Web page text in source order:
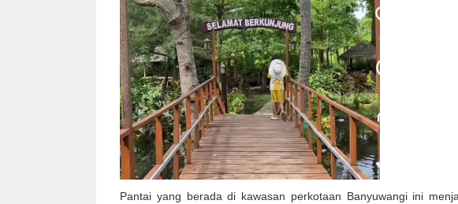
Pantai yang berada di kawasan perkotaan Banyuwangi ini